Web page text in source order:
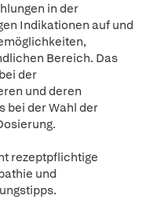
in der
Indikationen auf und
Bereich. Das
der
und deren
bei der Wahl der
rezeptpflichtige
und